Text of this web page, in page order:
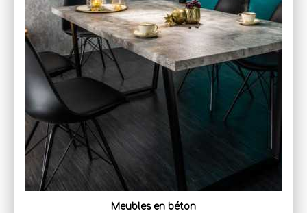
Meubles en béton